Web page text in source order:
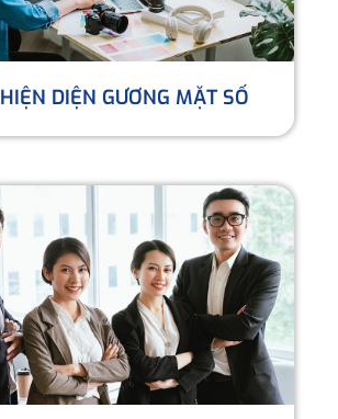
HIỆN DIỆN GƯƠNG MẶT SỐ